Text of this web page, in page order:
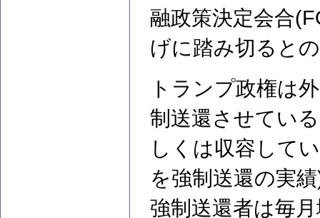
融政策決定会合
げに踏み切ると
トランプ政権は
制送還させてい
しくは収容して
を強制送還の実
強制送還者は毎